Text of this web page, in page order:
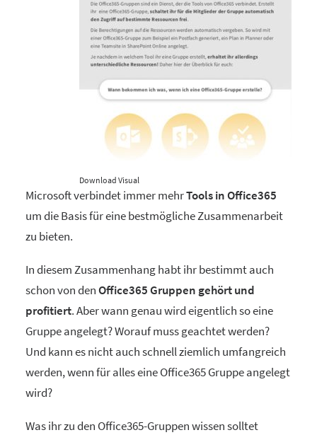
Download Visual
Microsoft verbindet immer mehrTools in Office365
um die Basis für eine bestmögliche Zusammenarbeit
zu bieten.
In diesem Zusammenhang habt ihr bestimmt auch
schon von denOffice365 Gruppen gehört und
profitiert. Aber wann genau wird eigentlich so eine
Gruppe angelegt? Worauf muss geachtet werden?
Und kann es nicht auch schnell ziemlich umfangreich
werden, wenn für alles eine Office365 Gruppe angelegt
wird?
Was ihr zu den Office365-Gruppen wissen solltet